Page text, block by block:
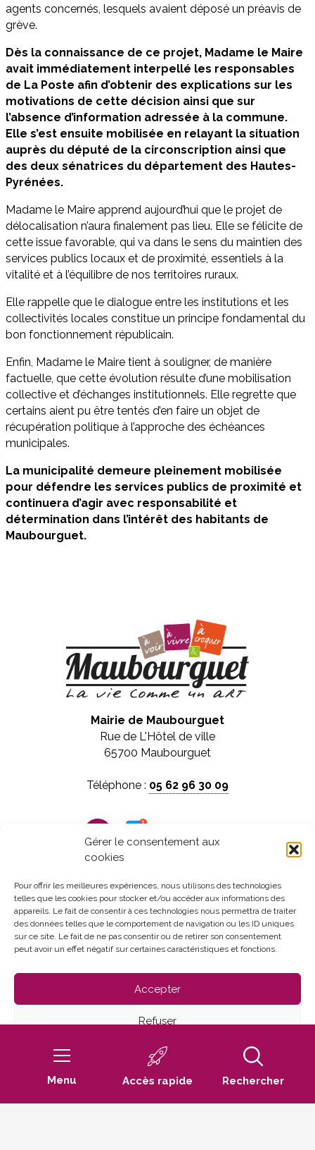
Gérer le consentement aux
cookies
Pour offrir les meilleures expériences, nous utilisons des technologies
telles que les cookies pour stocker et/ou accéder aux informations des
appareils. Le fait de consentir à ces technologies nous permettra de traiter
des données telles que le comportement de navigation ou les ID uniques
sur ce site. Le fait de ne pas consentir ou de retirer son consentement
peut avoir un effet négatif sur certaines caractéristiques et fonctions.
Accepter
Refuser
Voir les préférences
Politique de cookies
Défilez
agents concernés, lesquels avaient déposé un préavis de
grève.
Dès la connaissance de ce projet, Madame le Maire
avait immédiatement interpellé les responsables
de La Poste afin d’obtenir des explications sur les
motivations de cette décision ainsi que sur
l’absence d’information adressée à la commune.
Elle s’est ensuite mobilisée en relayant la situation
auprès du député de la circonscription ainsi que
des deux sénatrices du département des Hautes-
Pyrénées.
Madame le Maire apprend aujourd’hui que le projet de
délocalisation n’aura finalement pas lieu. Elle se félicite de
cette issue favorable, qui va dans le sens du maintien des
services publics locaux et de proximité, essentiels à la
vitalité et à l’équilibre de nos territoires ruraux.
Elle rappelle que le dialogue entre les institutions et les
collectivités locales constitue un principe fondamental du
bon fonctionnement républicain.
Enfin, Madame le Maire tient à souligner, de manière
factuelle, que cette évolution résulte d’une mobilisation
collective et d’échanges institutionnels. Elle regrette que
certains aient pu être tentés d’en faire un objet de
récupération politique à l’approche des échéances
municipales.
La municipalité demeure pleinement mobilisée
pour défendre les services publics de proximité et
continuera d’agir avec responsabilité et
détermination dans l’intérêt des habitants de
Maubourguet.
Mairie de Maubourguet
Rue de L'Hôtel de ville
65700 Maubourguet
Téléphone : 05 62 96 30 09
Du lundi au vendredi
de 8h30 à 12h et de 13h30 à 17h30
Menu Accès rapide Rechercher
Mentions Légales
Politique de cookies (UE)